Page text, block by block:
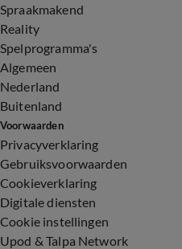
Spraakmakend
Reality
Spelprogramma's
Algemeen
Nederland
Buitenland
Voorwaarden
Privacyverklaring
Gebruiksvoorwaarden
Cookieverklaring
Digitale diensten
Cookie instellingen
Upod & Talpa Network